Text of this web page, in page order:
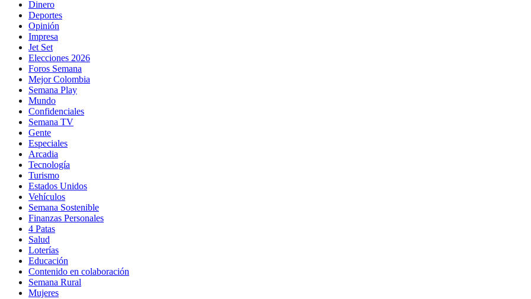
Dinero
Deportes
Opinión
Impresa
Jet Set
Elecciones 2026
Foros Semana
Mejor Colombia
Semana Play
Mundo
Confidenciales
Semana TV
Gente
Especiales
Arcadia
Tecnología
Turismo
Estados Unidos
Vehículos
Semana Sostenible
Finanzas Personales
4 Patas
Salud
Loterías
Educación
Contenido en colaboración
Semana Rural
Mujeres